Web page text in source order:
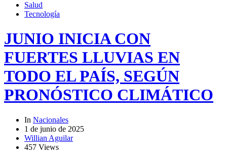
Salud
Tecnología
JUNIO INICIA CON
FUERTES LLUVIAS EN
TODO EL PAÍS, SEGÚN
PRONÓSTICO CLIMÁTICO
In Nacionales
1 de junio de 2025
Willian Aguilar
457 Views